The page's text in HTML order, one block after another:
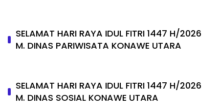
SELAMAT HARI RAYA IDUL FITRI 1447 H/2026
M. DINAS PARIWISATA KONAWE UTARA
SELAMAT HARI RAYA IDUL FITRI 1447 H/2026
M. DINAS SOSIAL KONAWE UTARA